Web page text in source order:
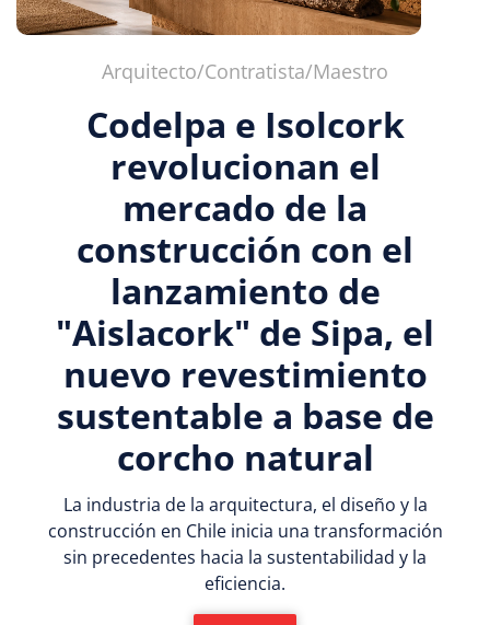
Arquitecto/Contratista/Maestro
Codelpa e Isolcork
revolucionan el
mercado de la
construcción con el
lanzamiento de
"Aislacork" de Sipa, el
nuevo revestimiento
sustentable a base de
corcho natural
La industria de la arquitectura, el diseño y la
construcción en Chile inicia una transformación
sin precedentes hacia la sustentabilidad y la
eficiencia.